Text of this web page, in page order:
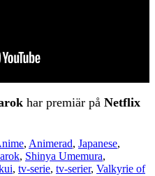
har premiär på Netflix
, Animerad, Japanese,
, Shinya Umemura,
, tv-serie, tv-serier, Valkyrie of